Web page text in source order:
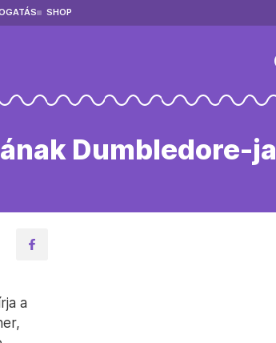
SHOP
Dumbledore-ja
a